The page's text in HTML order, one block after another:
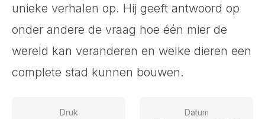
unieke verhalen op. Hij geeft antwoord op
onder andere de vraag hoe één mier de
wereld kan veranderen en welke dieren een
complete stad kunnen bouwen.
Druk Datum